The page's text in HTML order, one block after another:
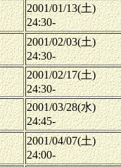
2001/01/13(土)
24:30-
2001/02/03(土)
24:30-
2001/02/17(土)
24:30-
2001/03/28(水)
24:45-
2001/04/07(土)
24:00-